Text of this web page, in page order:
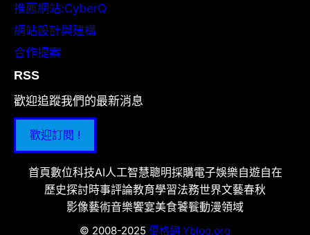
推薦網站:CyberQ
網站設計與建構
合作提案
RSS
歡迎追蹤我們的最新消息
歡迎訂閱 !
首頁數位科技AI人工智慧聰明採購電子娛樂自遊自在
歷史探討時事評論教育學習法務世界文藝春秋
影像藝術音樂饗宴美食饕餮動漫領域
© 2008-2025 優格網 Yblog.org